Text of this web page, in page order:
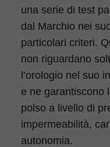
una serie di test
dal Marchio nei
particolari criteri.
non riguardano
l’orologio nel suo
e ne garantiscono
polso a livello di
impermeabilità,
autonomia.